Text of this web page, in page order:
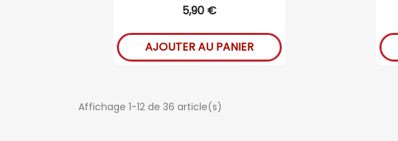
5,90 €
AJOUTER AU PANIER
Affichage 1-12 de 36 article(s)